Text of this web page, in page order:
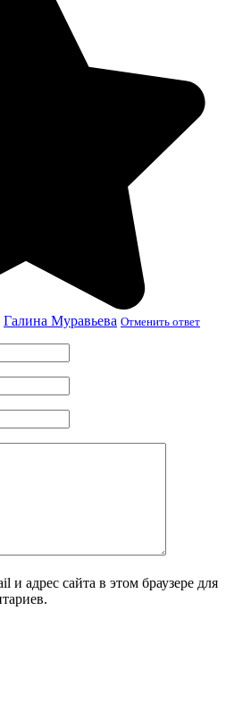
Галина Муравьева Отменить ответ
и адрес сайта в этом браузере для